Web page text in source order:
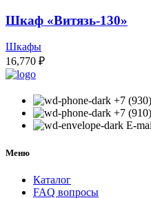
Шкаф «Витязь-130»
Шкафы
16,770 ₽
+7
+7
E-
Меню
Каталог
FAQ вопросы